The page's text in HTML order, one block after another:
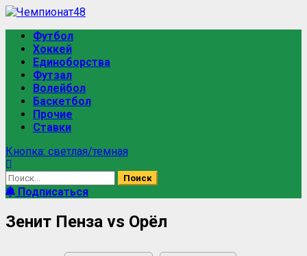
Футбол
Хоккей
Единоборства
Футзал
Волейбол
Баскетбол
Прочие
Ставки
Кнопка: светлая/темная
Подписаться
Зенит Пенза vs Орёл